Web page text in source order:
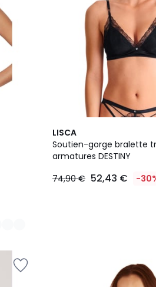
LISCA
Soutien-gorge bralette
armatures DESTINY
74,90 € 52,43 € -
2
Couleurs